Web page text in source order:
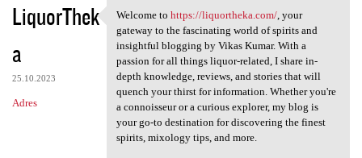
LiquorThek
a
25.10.2023
Adres
Welcome to https:/
Welcome to https://liquortheka.com/, your
gateway to the fascinating world of spirits and
insightful blogging by Vikas Kumar. With a
passion for all things liquor-related, I share in-
depth knowledge, reviews, and stories that will
quench your thirst for information. Whether you're
a connoisseur or a curious explorer, my blog is
your go-to destination for discovering the finest
spirits, mixology tips, and more.